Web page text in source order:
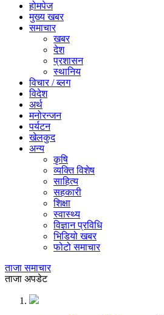
होमपेज
मुख्य खबर
समाचार
खबर
देश
प्रशासन
स्थानिय
विचार / ब्लग
विदेश
अर्थ
मनोरन्जन
पर्यटन
खेलकुद
अन्य
कृषि
व्यक्ति विशेष
साहित्य
सहकारी
शिक्षा
स्वास्थ्य
विज्ञान प्रविधि
भिडियो खबर
फोटो समाचार
ताजा समाचार
ताजा अपडेट